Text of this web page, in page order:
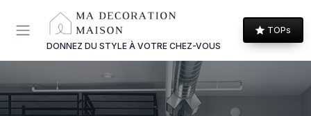
DONNEZ DU STYLE À VOTRE CHEZ-VOUS
TOPs
Panneau de gestion des cookies